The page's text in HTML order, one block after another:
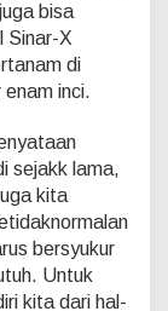
bisa
Sinar-X
di
inci.
sejakk lama,
kita
bersyukur
Untuk
kita dari hal-